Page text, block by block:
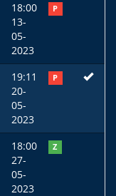
18:00
13-
05-
2023
P
19:11
20-
05-
2023
P
18:00
27-
05-
2023
Z